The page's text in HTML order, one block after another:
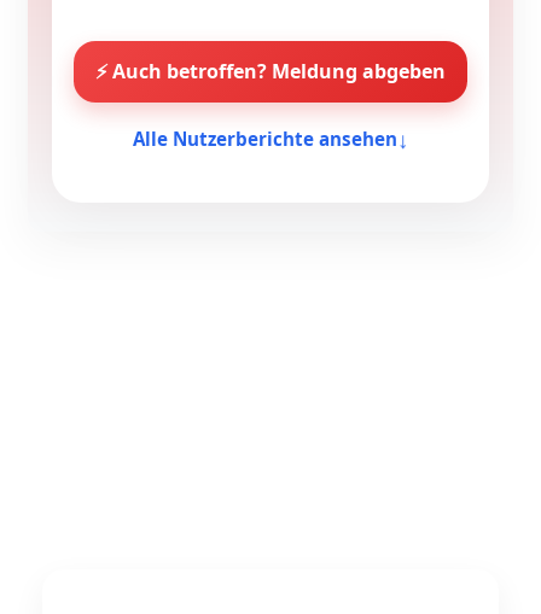
⚡ Auch betroffen? Meldung abgeben
Alle Nutzerberichte ansehen↓